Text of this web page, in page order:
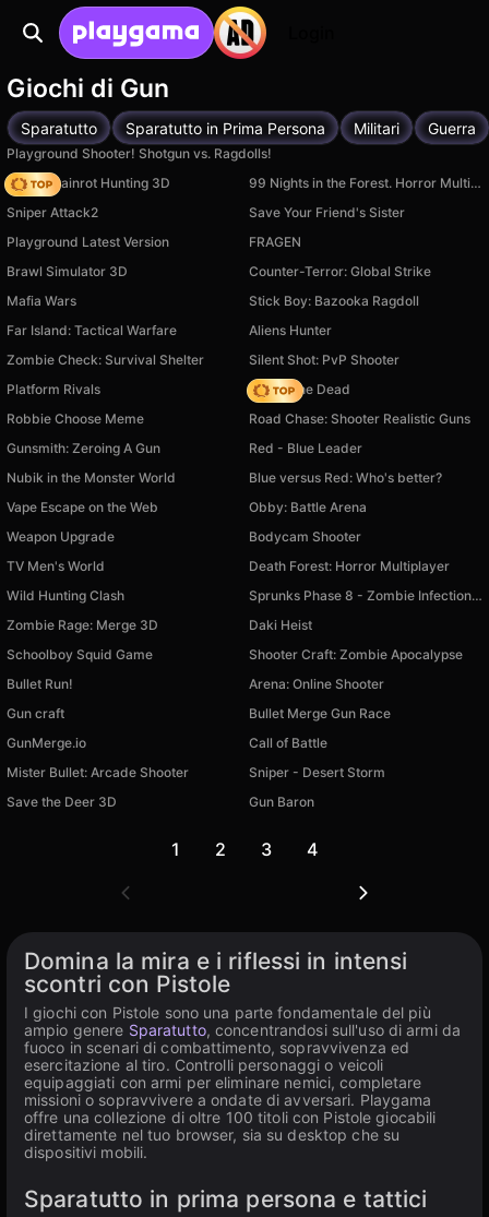
Giochi di Gun
Sparatutto Sparatutto in Prima Persona Militari Guerra
Playground Shooter! Shotgun vs. Ragdolls!
Italian Brainrot Hunting 3D
99 Nights in the Forest. Horror Multiplayer
Sniper Attack2
Save Your Friend's Sister
Playground Latest Version
FRAGEN
Brawl Simulator 3D
Counter-Terror: Global Strike
Mafia Wars
Stick Boy: Bazooka Ragdoll
Far Island: Tactical Warfare
Aliens Hunter
Zombie Check: Survival Shelter
Silent Shot: PvP Shooter
Platform Rivals
Rise of the Dead
Robbie Choose Meme
Road Chase: Shooter Realistic Guns
Gunsmith: Zeroing A Gun
Red - Blue Leader
Nubik in the Monster World
Blue versus Red: Who's better?
Vape Escape on the Web
Obby: Battle Arena
Weapon Upgrade
Bodycam Shooter
TV Men's World
Death Forest: Horror Multiplayer
Wild Hunting Clash
Sprunks Phase 8 - Zombie Infection playground
Zombie Rage: Merge 3D
Daki Heist
Schoolboy Squid Game
Shooter Craft: Zombie Apocalypse
Bullet Run!
Arena: Online Shooter
Gun craft
Bullet Merge Gun Race
GunMerge.io
Call of Battle
Mister Bullet: Arcade Shooter
Sniper - Desert Storm
Save the Deer 3D
Gun Baron
1 2 3 4
Domina la mira e i riflessi in intensi
scontri con Pistole
I giochi con Pistole sono una parte fondamentale del più
ampio genere Sparatutto, concentrandosi sull'uso di armi da
fuoco in scenari di combattimento, sopravvivenza ed
esercitazione al tiro. Controlli personaggi o veicoli
equipaggiati con armi per eliminare nemici, completare
missioni o sopravvivere a ondate di avversari. Playgama
offre una collezione di oltre 100 titoli con Pistole giocabili
direttamente nel tuo browser, sia su desktop che su
dispositivi mobili.
Sparatutto in prima persona e tattici